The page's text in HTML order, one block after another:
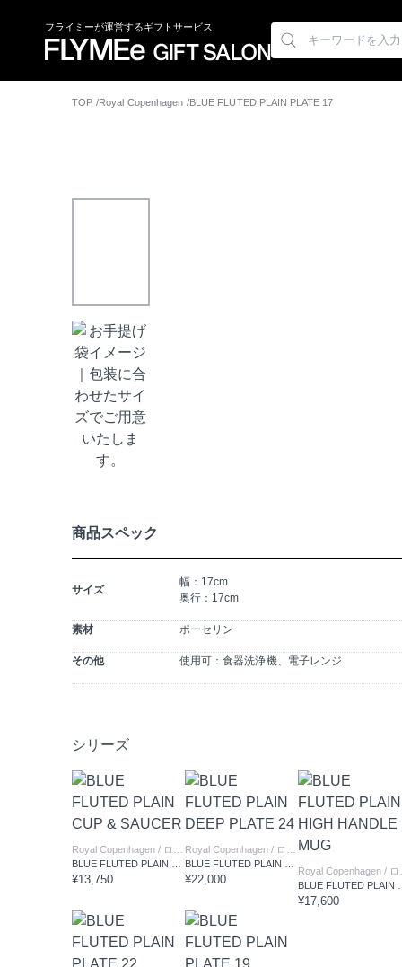
フライミーが運営するギフトサービス
TOP Royal Copenhagen BLUE FLUTED PLAIN PLATE 17
商品スペック
サイズ
幅：17cm
奥行：17cm
素材 ポーセリン
その他 使用可：食器洗浄機、電子レンジ
シリーズ
Royal Copenhagen / ロイヤル コペンハーゲン
¥13,750
Royal Copenhagen / ロイヤル コペンハーゲン
¥22,000
Royal Copenhagen / ロイヤル コペンハーゲン
¥17,600